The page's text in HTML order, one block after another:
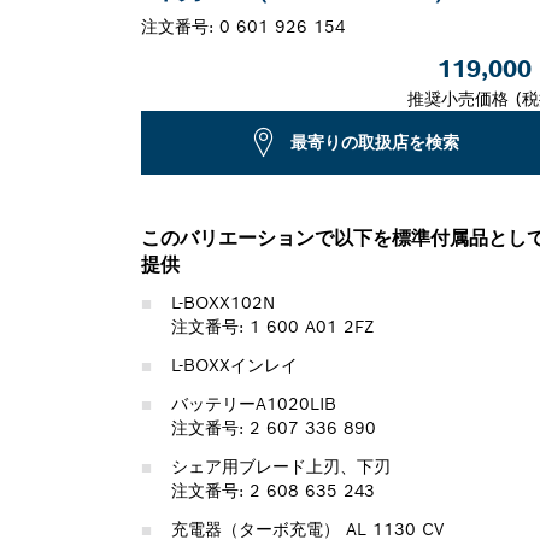
注文番号: 0 601 926 154
119,000
推奨小売価格 (
最寄りの取扱店を検索
このバリエーションで以下を標準付属品とし
提供
L-BOXX102N
注文番号: 1 600 A01 2FZ
L-BOXXインレイ
バッテリーA1020LIB
注文番号: 2 607 336 890
シェア用ブレード上刃、下刃
注文番号: 2 608 635 243
充電器（ターボ充電） AL 1130 CV